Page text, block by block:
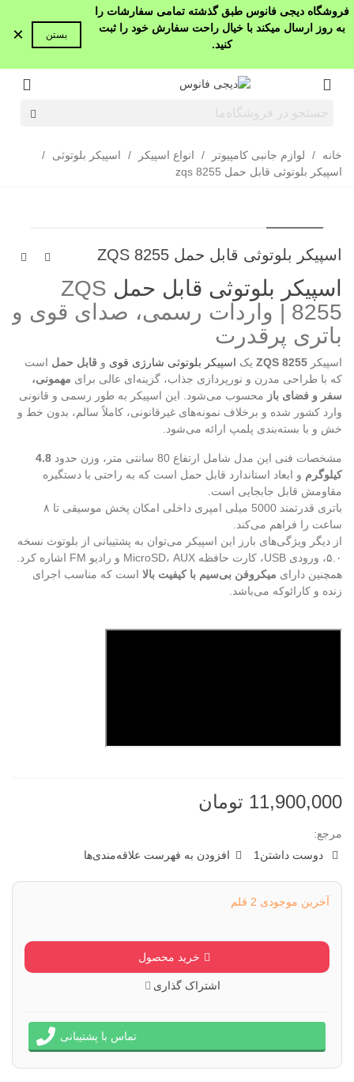
فروشگاه دیجی فانوس طبق گذشته تمامی سفارشات را
به روز ارسال میکند با خیال راحت سفارش خود را ثبت
کنید.
بستن ×
خانه / لوازم جانبی کامپیوتر / انواع اسپیکر / اسپیکر بلوتوثی
/
اسپیکر بلوتوثی قابل حمل zqs 8255
اسپیکر بلوتوثی قابل حمل ZQS 8255
اسپیکر بلوتوثی قابل حمل ZQS
8255 | واردات رسمی، صدای قوی و
باتری پرقدرت
اسپیکر ZQS 8255 یک اسپیکر بلوتوثی شارژی قوی و قابل حمل است
که با طراحی مدرن و نورپردازی جذاب، گزینه‌ای عالی برای مهمونی،
سفر و فضای باز محسوب می‌شود. این اسپیکر به طور رسمی و قانونی
وارد کشور شده و برخلاف نمونه‌های غیرقانونی، کاملاً سالم، بدون خط و
خش و با بسته‌بندی پلمپ ارائه می‌شود.
مشخصات فنی این مدل شامل ارتفاع 80 سانتی متر، وزن حدود
4.8
کیلوگرم و ابعاد استاندارد قابل حمل است که به راحتی با دستگیره
مقاومش قابل جابجایی است.
باتری قدرتمند 5000 میلی امپری داخلی امکان پخش موسیقی تا ۸
ساعت را فراهم می‌کند.
از دیگر ویژگی‌های بارز این اسپیکر می‌توان به پشتیبانی از بلوتوث نسخه
۵.۰، ورودی USB، کارت حافظه MicroSD، AUX و رادیو FM اشاره کرد.
همچنین دارای میکروفن بی‌سیم با کیفیت بالا است که مناسب اجرای
زنده و کارائوکه می‌باشد.
11,900,000 تومان
مرجع:
دوست داشتن 1 افزودن به فهرست علاقه‌مندی‌ها
آخرین موجودی 2 قلم
خرید محصول
اشتراک گذاری
تماس با پشتیبانی